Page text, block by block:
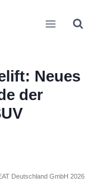
Neues
der
Deutschland GmbH 2026